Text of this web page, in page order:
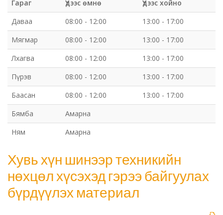
Гараг Үдээс өмнө
Үдээс хойно
Даваа
08:00 - 12:00
13:00 - 17:00
Мягмар
08:00 - 12:00
13:00 - 17:00
Лхагва
08:00 - 12:00
13:00 - 17:00
Пүрэв
08:00 - 12:00
13:00 - 17:00
Баасан
08:00 - 12:00
13:00 - 17:00
Бямба
Амарна
Ням
Амарна
Хувь хүн шинээр техникийн
нөхцөл хүсэхэд гэрээ байгуулах
бүрдүүлэх материал